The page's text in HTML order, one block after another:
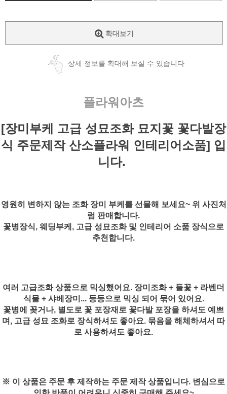
확대보기
상세 정보를 확대해 보실 수 있습니다
플라워아츠
[장미부케 고급 성묘조화 묘지꽃 꽃다발장
식 주문제작 산소플라워 인테리어소품] 입
니다.
영원히 변하지 않는 조화 장미 부케를 선물해 보세요~ 위 사진처
럼 판매합니다.
꽃병장식, 웨딩부케, 고급 성묘조화 및 인테리어 소품 장식으로
추천합니다.
여러 고급조화 상품으로 믹싱했어요. 장미조화 + 들꽃 + 라벤더
식물 + 샤베장미... 등등으로 믹싱 되어 묶어 있어요.
꽃병에 꽂거나, 별도로 꽃 포장재로 꽃다발 포장을 하셔도 예쁘
며, 고급 성묘 조화로 장식하셔도 좋아요. 묶음을 해체하셔서 따
로 사용하셔도 좋아요.
※ 이 상품은 주문 후 제작하는 주문 제작 상품입니다. 변심으로